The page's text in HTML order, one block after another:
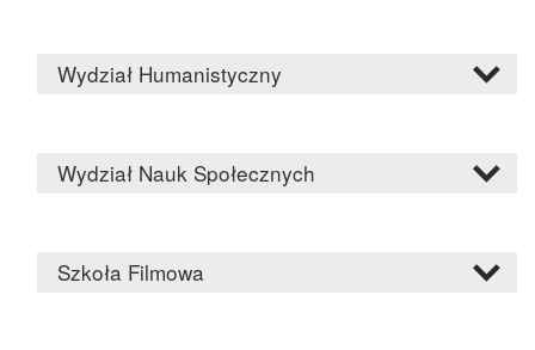
Wydział Humanistyczny
Wydział Nauk Społecznych
Szkoła Filmowa